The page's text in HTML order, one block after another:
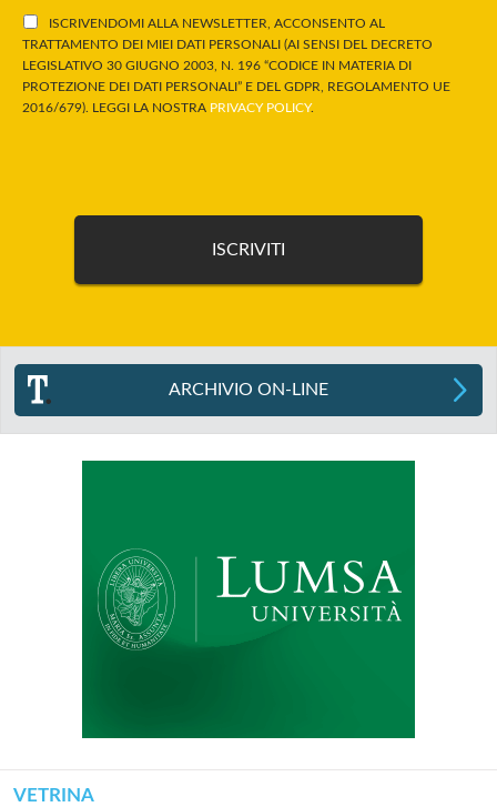
ISCRIVENDOMI ALLA NEWSLETTER, ACCONSENTO AL
TRATTAMENTO DEI MIEI DATI PERSONALI (AI SENSI DEL DECRETO
LEGISLATIVO 30 GIUGNO 2003, N. 196 “CODICE IN MATERIA DI
PROTEZIONE DEI DATI PERSONALI” E DEL GDPR, REGOLAMENTO UE
2016/679). LEGGI LA NOSTRA PRIVACY POLICY.
ARCHIVIO ON-LINE
VETRINA